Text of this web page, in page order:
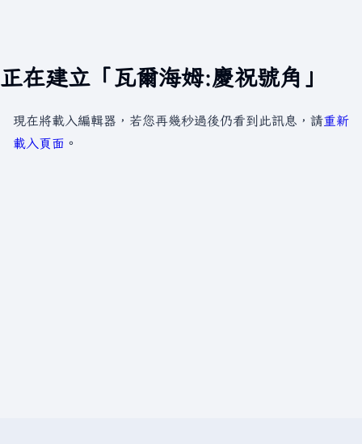
正在建立「瓦爾海姆:慶祝號角」
現在將載入編輯器，若您再幾秒過後仍看到此訊息，請重新
載入頁面 。